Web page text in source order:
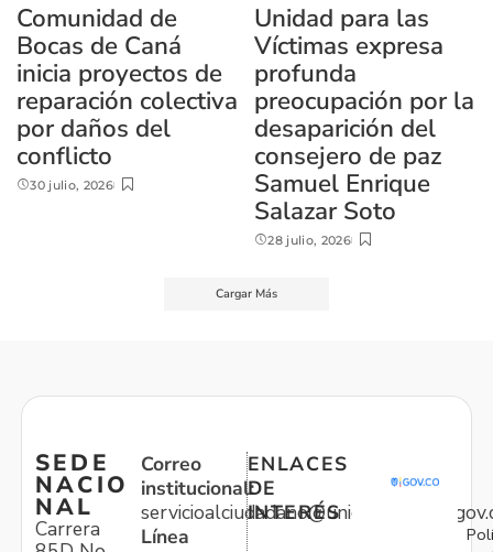
Comunidad de
Bocas de Caná
inicia proyectos de
reparación colectiva
por daños del
conflicto
30 julio, 2026
Unidad para las
Víctimas expresa
profunda
preocupación por la
desaparición del
consejero de paz
Samuel Enrique
Salazar Soto
28 julio, 2026
Cargar Más
SEDE
NACIO
NAL
Carrera
Correo
institucional:
Línea
ENLACES
DE
INTERÉS